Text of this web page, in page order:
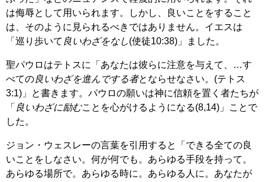
は侮辱として用いられます。しかし、良いことをすること
は、そのように見られるべきではありません。イエスは
「巡り歩いて 良いわざをなし(使徒10:38)」ました。
聖パウロはテトスに「あなたは彼らに注意を与えて、…す
べての良いわざを進んでする者とならせなさい。(テトス
3:1)」と書きます。パウロの願いは神に信頼を置く者たちが
「 良いわざに励むことを心がけるようになる(8,14)」ことで
した。
ジョン・ウェスレーの言葉を引用すると「できる全ての良
いことをしなさい。何が何でも。あらゆる手段を持って。
あらゆる場所で。あらゆる時に。あらゆる人に。あなたが